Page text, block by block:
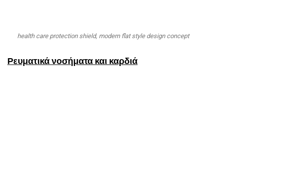
health care protection shield, modern flat style design concept
Ρευματικά νοσήματα και καρδιά